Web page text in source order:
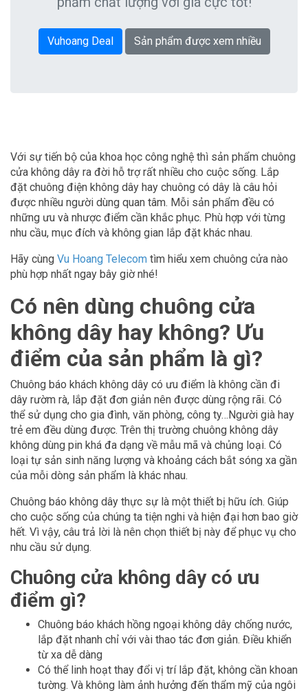
Vuhoang Deal Sản phẩm được xem nhiều
Với sự tiến bộ của khoa học công nghệ thì sản phẩm chuông
cửa không dây ra đời hỗ trợ rất nhiều cho cuộc sống. Lắp
đặt chuông điện không dây hay chuông có dây là câu hỏi
được nhiều người dùng quan tâm. Mỗi sản phẩm đều có
những ưu và nhược điểm cần khắc phục. Phù hợp với từng
nhu cầu, mục đích và không gian lắp đặt khác nhau.
Hãy cùng Vu Hoang Telecom tìm hiểu xem chuông cửa nào
phù hợp nhất ngay bây giờ nhé!
Có nên dùng chuông cửa
không dây hay không? Ưu
điểm của sản phẩm là gì?
Chuông báo khách không dây có ưu điểm là không cần đi
dây rườm rà, lắp đặt đơn giản nên được dùng rộng rãi. Có
thể sử dụng cho gia đình, văn phòng, công ty…Người già hay
trẻ em đều dùng được. Trên thị trường chuông không dây
không dùng pin khá đa dạng về mẫu mã và chủng loại. Có
loại tự sản sinh năng lượng và khoảng cách bắt sóng xa gần
của mỗi dòng sản phẩm là khác nhau.
Chuông báo không dây thực sự là một thiết bị hữu ích. Giúp
cho cuộc sống của chúng ta tiện nghi và hiện đại hơn bao giờ
hết. Vì vậy, câu trả lời là nên chọn thiết bị này để phục vụ cho
nhu cầu sử dụng.
Chuông cửa không dây có ưu
điểm gì?
Chuông báo khách hồng ngoại không dây chống nước,
lắp đặt nhanh chỉ với vài thao tác đơn giản. Điều khiển
từ xa dễ dàng
Có thể linh hoạt thay đổi vị trí lắp đặt, không cần khoan
tường. Và không làm ảnh hưởng đến thẩm mỹ của ngôi